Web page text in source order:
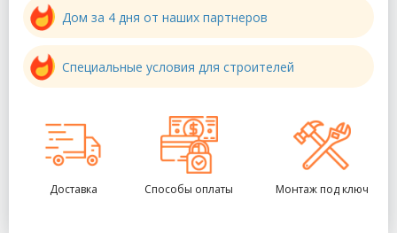
Дом за 4 дня от наших партнеров
Специальные условия для строителей
Доставка Способы оплаты Монтаж под ключ